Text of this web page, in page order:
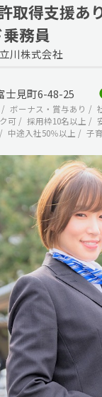
取得支援あ
乗務員
川株式会社
士見町6-48-25
ボーナス・賞与あり
可 採用枠10名以上
中途入社50％以上 子